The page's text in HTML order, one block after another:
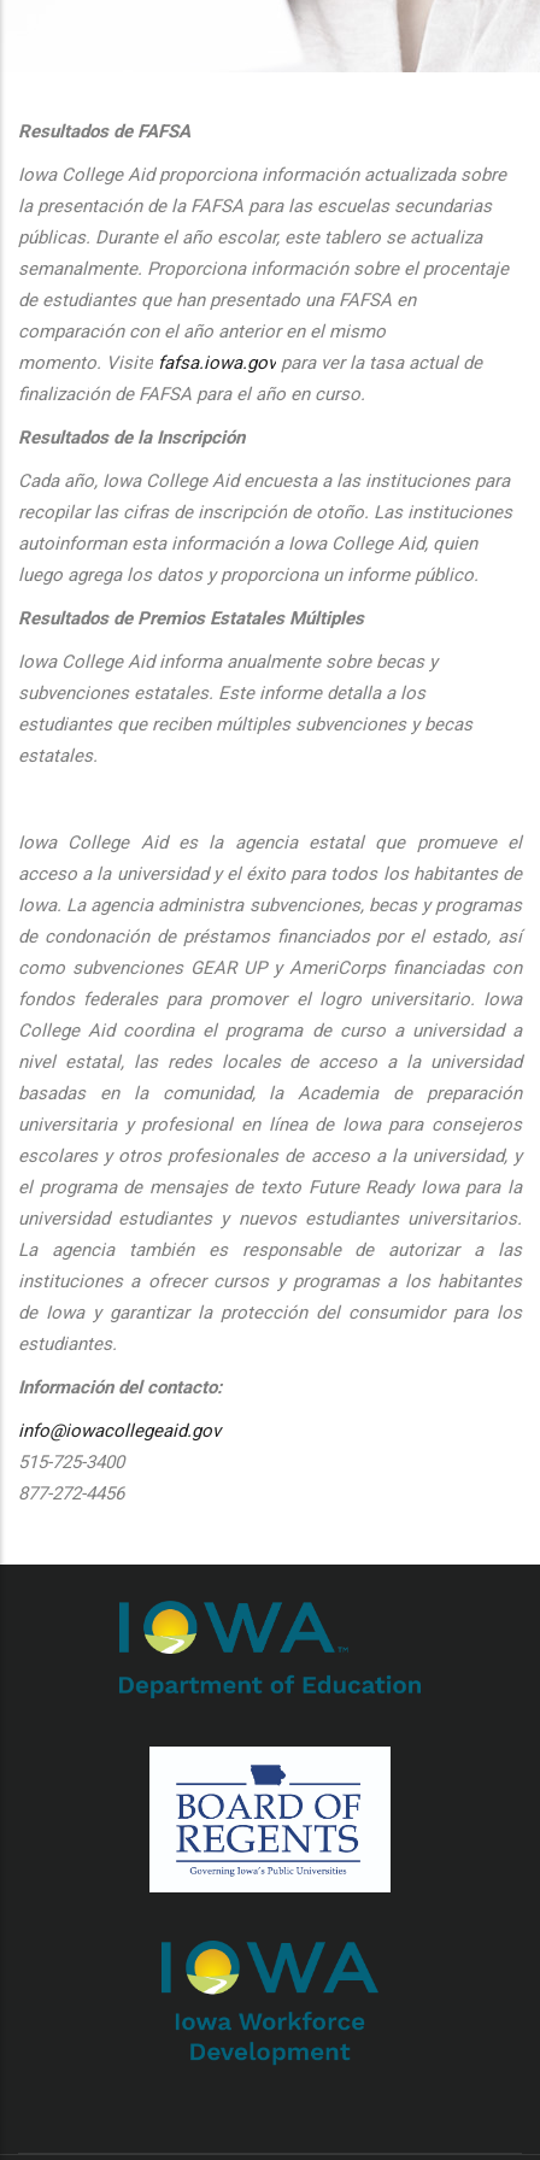
Resultados de FAFSA
Iowa College Aid proporciona información actualizada sobre
la presentación de la FAFSA para las escuelas secundarias
públicas. Durante el año escolar, este tablero se actualiza
semanalmente. Proporciona información sobre el procentaje
de estudiantes que han presentado una FAFSA en
comparación con el año anterior en el mismo
momento. Visite fafsa.iowa.gov para ver la tasa actual de
finalización de FAFSA para el año en curso.
Resultados de la Inscripción
Cada año, Iowa College Aid encuesta a las instituciones para
recopilar las cifras de inscripción de otoño. Las instituciones
autoinforman esta información a Iowa College Aid, quien
luego agrega los datos y proporciona un informe público.
Resultados de Premios Estatales Múltiples
Iowa College Aid informa anualmente sobre becas y
subvenciones estatales. Este informe detalla a los
estudiantes que reciben múltiples subvenciones y becas
estatales.
Iowa College Aid es la agencia estatal que promueve el
acceso a la universidad y el éxito para todos los habitantes de
Iowa. La agencia administra subvenciones, becas y programas
de condonación de préstamos financiados por el estado, así
como subvenciones GEAR UP y AmeriCorps financiadas con
fondos federales para promover el logro universitario. Iowa
College Aid coordina el programa de curso a universidad a
nivel estatal, las redes locales de acceso a la universidad
basadas en la comunidad, la Academia de preparación
universitaria y profesional en línea de Iowa para consejeros
escolares y otros profesionales de acceso a la universidad, y
el programa de mensajes de texto Future Ready Iowa para la
universidad estudiantes y nuevos estudiantes universitarios.
La agencia también es responsable de autorizar a las
instituciones a ofrecer cursos y programas a los habitantes
de Iowa y garantizar la protección del consumidor para los
estudiantes.
Información del contacto:
info@iowacollegeaid.gov
515-725-3400
877-272-4456